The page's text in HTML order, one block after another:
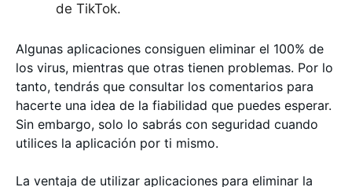
de TikTok.
Algunas aplicaciones consiguen eliminar el 100% de
los virus, mientras que otras tienen problemas. Por lo
tanto, tendrás que consultar los comentarios para
hacerte una idea de la fiabilidad que puedes esperar.
Sin embargo, solo lo sabrás con seguridad cuando
utilices la aplicación por ti mismo.
La ventaja de utilizar aplicaciones para eliminar la